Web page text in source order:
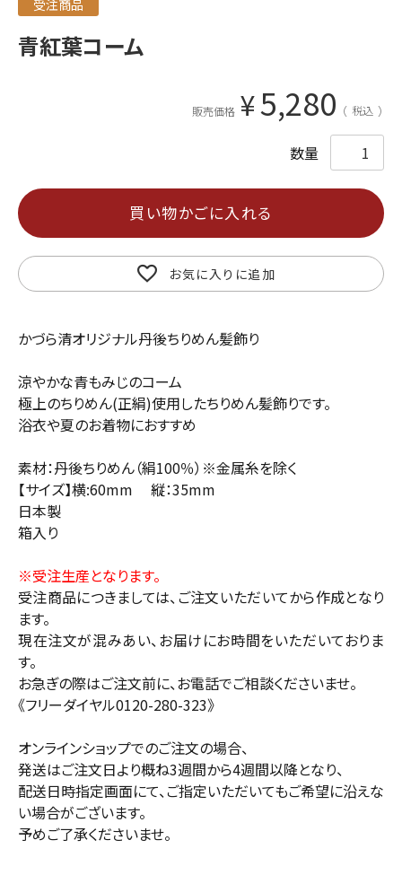
受注商品
青紅葉コーム
販売価格 ¥5,280 税込
お気に入りに追加
買い物かごに入れる
かづら清オリジナル丹後ちりめん髪飾り
涼やかな青もみじのコーム
極上のちりめん(正絹)使用したちりめん髪飾りです。
浴衣や夏のお着物におすすめ
素材：丹後ちりめん（絹100％）※金属糸を除く
【サイズ】横:60mm 縦：35mm
日本製
箱入り
※受注生産となります。
受注商品につきましては、ご注文いただいてから作成となり
ます。
現在注文が混みあい、お届けにお時間をいただいておりま
す。
お急ぎの際はご注文前に、お電話でご相談くださいませ。
《フリーダイヤル0120-280-323》
オンラインショップでのご注文の場合、
発送はご注文日より概ね3週間から4週間以降となり、
配送日時指定画面にて、ご指定いただいてもご希望に沿えな
い場合がございます。
予めご了承くださいませ。